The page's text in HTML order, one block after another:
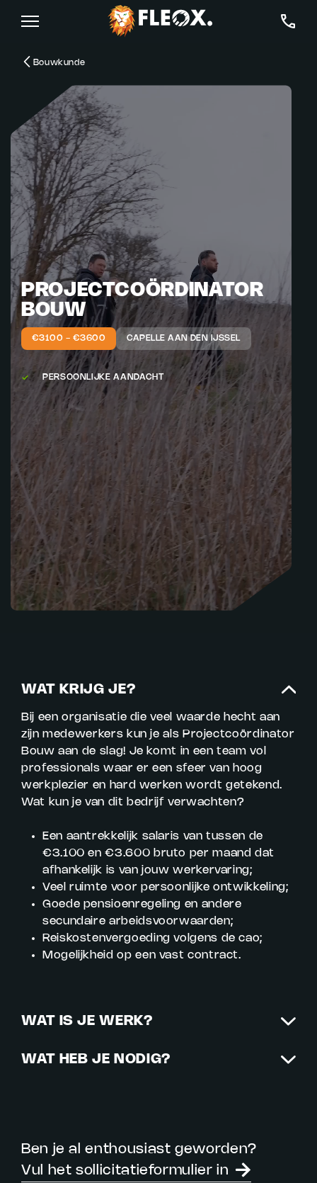
Bouwkunde
PROJECTCOÖRDINATOR
BOUW
€3100 - €3600 CAPELLE AAN DEN IJSSEL
PERSOONLIJKE AANDACHT
WAT KRIJG JE?
Bij een organisatie die veel waarde hecht aan
zijn medewerkers kun je als Projectcoördinator
Bouw aan de slag! Je komt in een team vol
professionals waar er een sfeer van hoog
werkplezier en hard werken wordt getekend.
Wat kun je van dit bedrijf verwachten?
Een aantrekkelijk salaris van tussen de
€3.100 en €3.600 bruto per maand dat
afhankelijk is van jouw werkervaring;
Veel ruimte voor persoonlijke ontwikkeling;
Goede pensioenregeling en andere
secundaire arbeidsvoorwaarden;
Reiskostenvergoeding volgens de cao;
Mogelijkheid op een vast contract.
WAT IS JE WERK?
WAT HEB JE NODIG?
Ben je al enthousiast geworden?
Vul het sollicitatieformulier in